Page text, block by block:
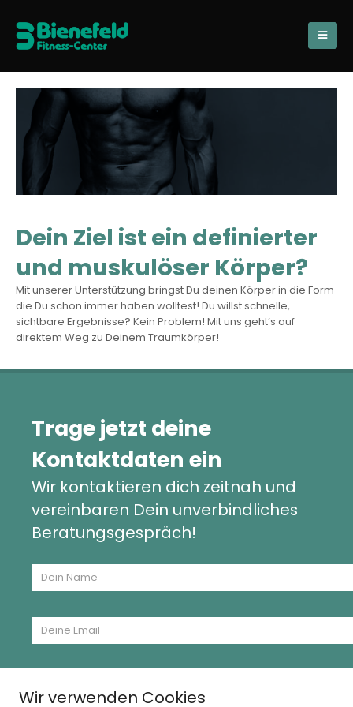
Dein Ziel ist ein definierter
und muskulöser Körper?
Mit unserer Unterstützung bringst Du deinen Körper in die Form
die Du schon immer haben wolltest! Du willst schnelle,
sichtbare Ergebnisse? Kein Problem! Mit uns geht’s auf
direktem Weg zu Deinem Traumkörper!
Trage jetzt deine
Kontaktdaten ein
Wir kontaktieren dich zeitnah und
vereinbaren Dein unverbindliches
Beratungsgespräch!
Wir verwenden Cookies